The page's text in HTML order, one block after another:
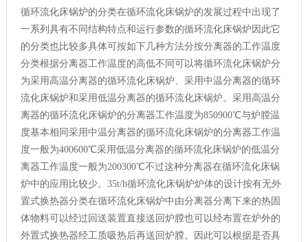
循环流化床锅炉的分类在循环流化床锅炉的发展过程中出现了
一系列具有不同结构特点和运行参数的循环流化床锅炉因此它
的分类也比较多具体可按如下几种方法分按分离器的工作温度
分类根据分离器工作温度的高低不同可以将循环流化床锅炉分
为采用高温分离器的循环流化床锅炉、采用中温分离器的循环
流化床锅炉和采用低温分离器的循环流化床锅炉。采用高温分
离器的循环流化床锅炉的分离器工作温度为850900℃与炉膛温
度基本相同采用中温分离器的循环流化床锅炉的分离器工作温
度一般为400600℃采用低温分离器的循环流化床锅炉的低温分
离器工作温度一般为200300℃不过这种分离器在循环流化床锅
炉中的应用比较少。35t/h循环流化床锅炉炉体的设计按有无外
置式换热器分类在循环流化床锅炉中由分离器分离下来的热固
体物料可以经过回送装置直接送回炉膛也可以经布置在炉外的
外置式换热器经工质吸热后再送回炉膛。因此可以根据是否具